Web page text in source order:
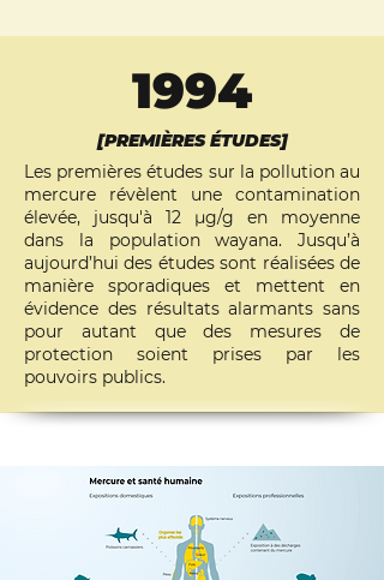
1994
[PREMIÈRES ÉTUDES]
Les premières études sur la pollution au
mercure révèlent une contamination
élevée, jusqu'à 12 μg/g en moyenne
dans la population wayana. Jusqu’à
aujourd’hui des études sont réalisées de
manière sporadiques et mettent en
évidence des résultats alarmants sans
pour autant que des mesures de
protection soient prises par les
pouvoirs publics.